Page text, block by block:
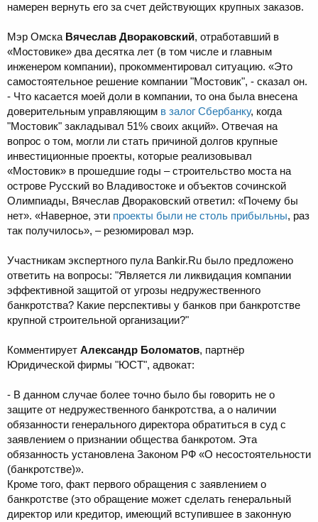
намерен вернуть его за счет действующих крупных заказов.
Мэр Омска Вячеслав Двораковский, отработавший в
«Мостовике» два десятка лет (в том числе и главным
инженером компании), прокомментировал ситуацию. «Это
самостоятельное решение компании "Мостовик", - сказал он.
- Что касается моей доли в компании, то она была внесена
доверительным управляющим в залог Сбербанку, когда
"Мостовик" закладывал 51% своих акций». Отвечая на
вопрос о том, могли ли стать причиной долгов крупные
инвестиционные проекты, которые реализовывал
«Мостовик» в прошедшие годы – строительство моста на
острове Русский во Владивостоке и объектов сочинской
Олимпиады, Вячеслав Двораковский ответил: «Почему бы
нет». «Наверное, эти проекты были не столь прибыльны, раз
так получилось», – резюмировал мэр.
Участникам экспертного пула Bankir.Ru было предложено
ответить на вопросы: "Является ли ликвидация компании
эффективной защитой от угрозы недружественного
банкротства? Какие перспективы у банков при банкротстве
крупной строительной организации?"
Комментирует Александр Боломатов, партнёр
Юридической фирмы "ЮСТ", адвокат:
- В данном случае более точно было бы говорить не о
защите от недружественного банкротства, а о наличии
обязанности генерального директора обратиться в суд с
заявлением о признании общества банкротом. Эта
обязанность установлена Законом РФ «О несостоятельности
(банкротстве)».
Кроме того, факт первого обращения с заявлением о
банкротстве (это обращение может сделать генеральный
директор или кредитор, имеющий вступившее в законную